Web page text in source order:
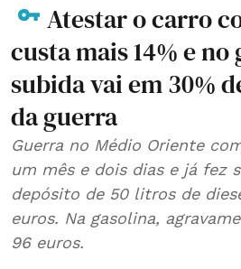
Atestar o carro
custa mais 14% e no
subida vai em 30%
da guerra
Guerra no Médio Oriente
um mês e dois dias e já fez
depósito de 50 litros de
euros. Na gasolina,
96 euros.